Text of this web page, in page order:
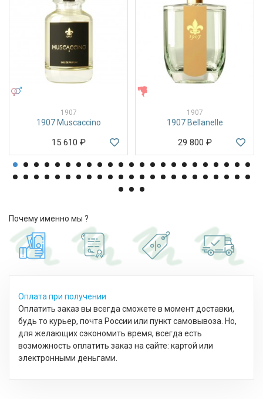
1907
1907 Muscaccino
15 610 ₽
1907
1907 Bellanelle
29 800 ₽
Почему именно мы ?
Оплата при получении
Оплатить заказ вы всегда сможете в момент доставки,
будь то курьер, почта России или пункт самовывоза. Но,
для желающих сэкономить время, всегда есть
возможность оплатить заказ на сайте: картой или
электронными деньгами.